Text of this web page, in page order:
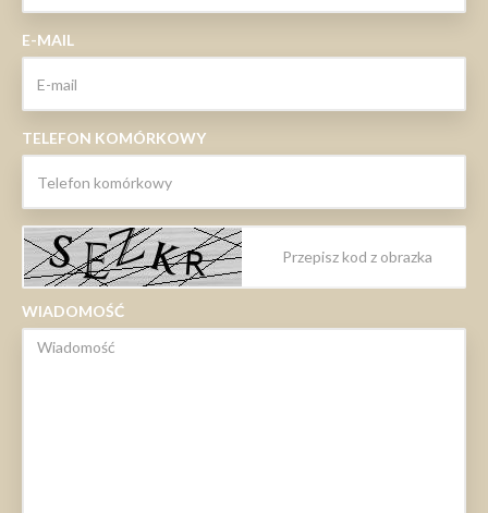
E-MAIL
TELEFON KOMÓRKOWY
WIADOMOŚĆ